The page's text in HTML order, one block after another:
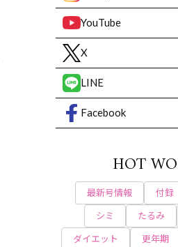
YouTube
X
LINE
Facebook
HOT
最新号情報 付録
シミ
たるみ
ダイエット
更年期